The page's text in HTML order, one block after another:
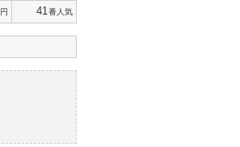
円 41 番人気